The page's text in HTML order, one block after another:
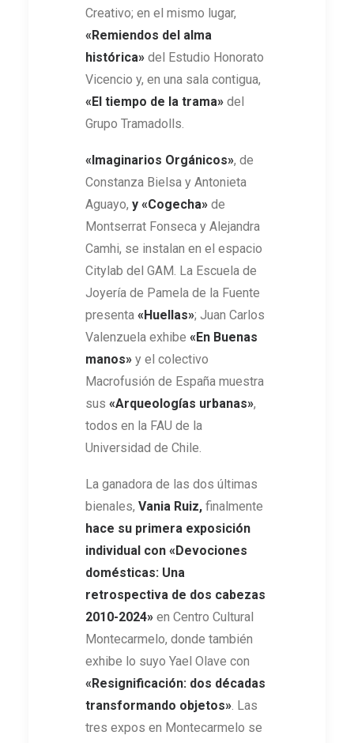
Creativo; en el mismo lugar,
«Remiendos del alma
histórica» del Estudio Honorato
Vicencio y, en una sala contigua,
«El tiempo de la trama» del
Grupo Tramadolls.
«Imaginarios Orgánicos», de
Constanza Bielsa y Antonieta
Aguayo, y «Cogecha» de
Montserrat Fonseca y Alejandra
Camhi, se instalan en el espacio
Citylab del GAM. La Escuela de
Joyería de Pamela de la Fuente
presenta «Huellas»; Juan Carlos
Valenzuela exhibe «En Buenas
manos» y el colectivo
Macrofusión de España muestra
sus «Arqueologías urbanas»,
todos en la FAU de la
Universidad de Chile.
La ganadora de las dos últimas
bienales, Vania Ruiz, finalmente
hace su primera exposición
individual con «Devociones
domésticas: Una
retrospectiva de dos cabezas
2010-2024» en Centro Cultural
Montecarmelo, donde también
exhibe lo suyo Yael Olave con
«Resignificación: dos décadas
transformando objetos». Las
tres expos en Montecarmelo se